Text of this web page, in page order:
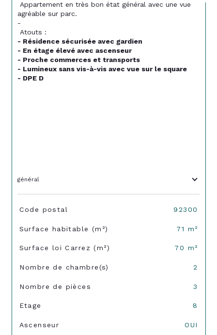
agréable sur parc.
-
Atouts :
- Résidence sécurisée avec gardien
- En étage élevé avec ascenseur
- Proche commerces et transports
- Lumineux sans vis-à-vis avec vue sur le square
- DPE D
général
TRAD_SIROCCO_Caracteristique
Code postal 92300
Surface habitable (m²) 71 m²
Surface loi Carrez (m²) 70 m²
Nombre de chambre(s) 2
Nombre de pièces 3
Etage 8
Ascenseur OUI